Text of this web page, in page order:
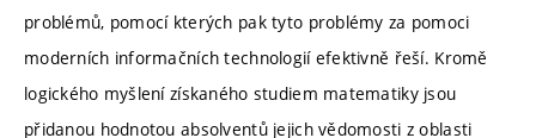
problémů, pomocí kterých pak tyto problémy za pomoci
moderních informačních technologií efektivně řeší. Kromě
logického myšlení získaného studiem matematiky jsou
přidanou hodnotou absolventů jejich vědomosti z oblasti